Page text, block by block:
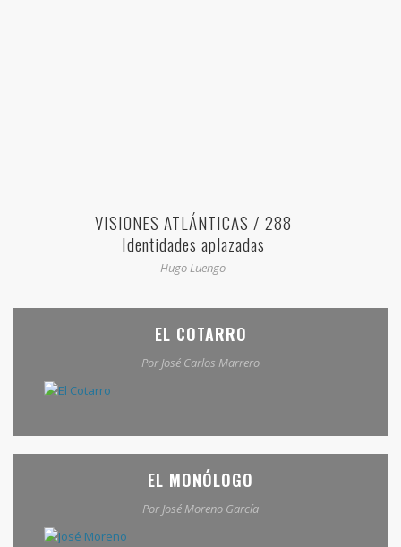
VISIONES ATLÁNTICAS / 288
Identidades aplazadas
Hugo Luengo
EL COTARRO
Por José Carlos Marrero
EL MONÓLOGO
Por José Moreno García